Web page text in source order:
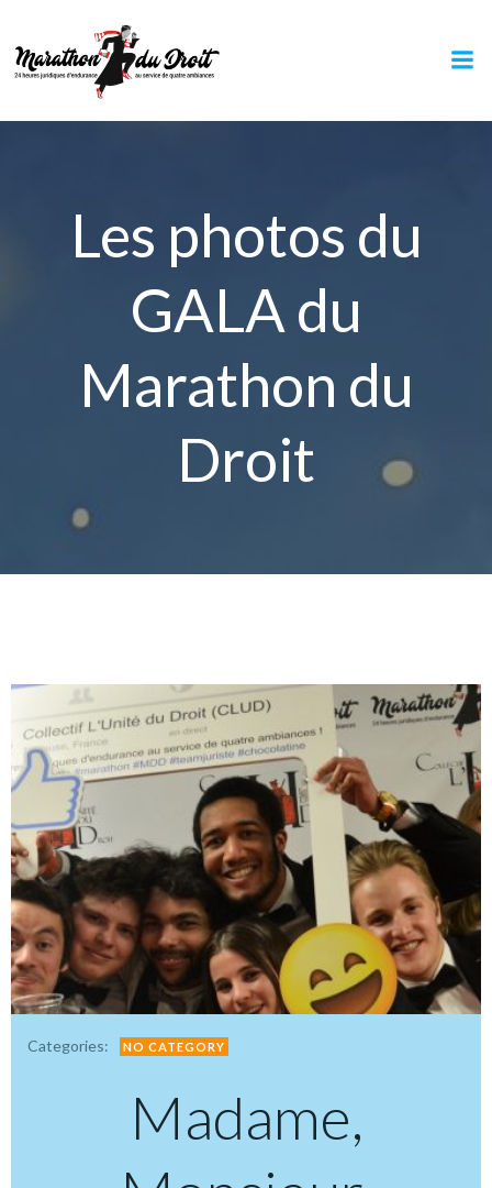
Les photos du
GALA du
Marathon du
Droit
Categories: NO CATEGORY
Madame,